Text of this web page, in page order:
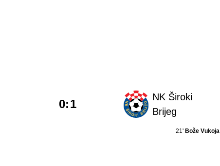
NK Široki
Brijeg
0:1
21' Bože Vukoja